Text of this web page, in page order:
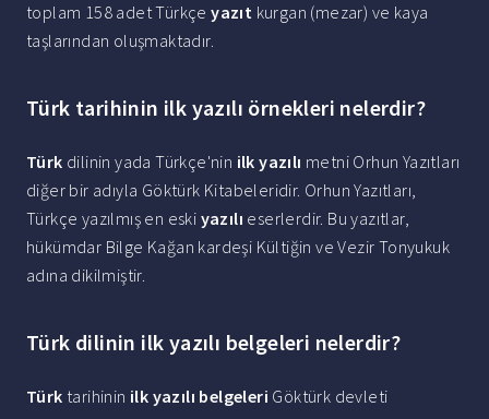
toplam 158 adet Türkçeyazıt kurgan (mezar) ve kaya
taşlarından oluşmaktadır.
Türk tarihinin ilk yazılı örnekleri nelerdir?
Türk dilinin yada Türkçe'nin ilk yazılı metni Orhun Yazıtları
diğer bir adıyla Göktürk Kitabeleridir. Orhun Yazıtları,
Türkçe yazılmış en eski yazılı eserlerdir. Bu yazıtlar,
hükümdar Bilge Kağan kardeşi Kültiğin ve Vezir Tonyukuk
adına dikilmiştir.
Türk dilinin ilk yazılı belgeleri nelerdir?
Türk tarihinin ilk yazılı belgeleri Göktürk devleti